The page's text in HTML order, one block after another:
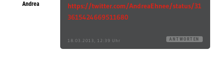
Andrea
https://twitter.com/AndreaEhnee/status/31
3615424669511680
18.03.2013, 12:39 Uhr ANTWORTEN